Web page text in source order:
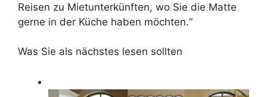
Reisen zu Mietunterkünften, wo Sie die Matte
gerne in der Küche haben möchten.“
Was Sie als nächstes lesen sollten